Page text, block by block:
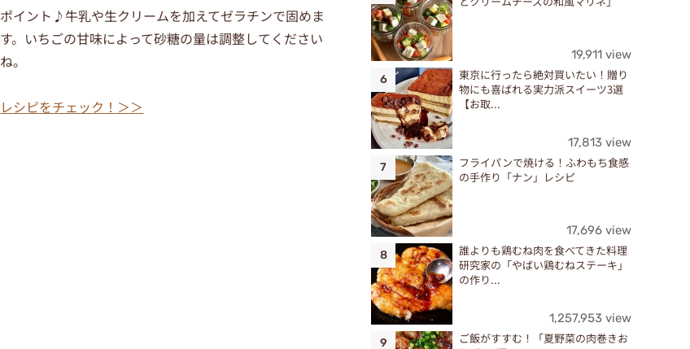
ポイント♪牛乳や生クリームを加えてゼラチンで固めま
す。いちごの甘味によって砂糖の量は調整してください
ね。
レシピをチェック！＞＞
19,911 view
東京に行ったら絶対買いたい！贈り
物にも喜ばれる実力派スイーツ3選
【お取...
17,813 view
フライパンで焼ける！ふわもち食感
の手作り「ナン」レシピ
17,696 view
誰よりも鶏むね肉を食べてきた料理
研究家の「やばい鶏むねステーキ」
の作り...
1,257,953 view
ご飯がすすむ！「夏野菜の肉巻きお